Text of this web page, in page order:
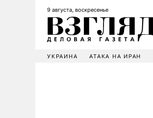
9 августа, воскресенье
УКРАИНА АТАКА НА ИРАН